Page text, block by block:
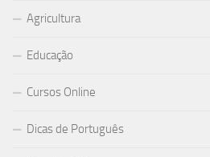
Agricultura
Educação
Cursos Online
Dicas de Português